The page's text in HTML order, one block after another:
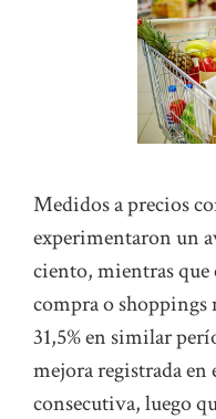
Medidos a precios
experimentaron un
ciento, mientras que
compra o shoppings
31,5% en similar
mejora registrada en
consecutiva, luego